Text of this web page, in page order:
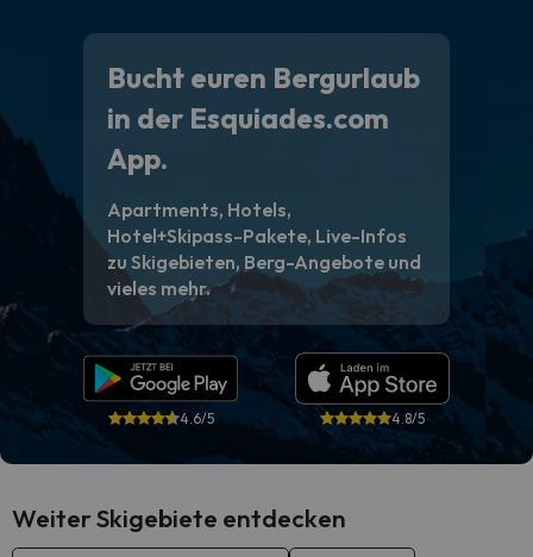
Bucht euren Bergurlaub
in der Esquiades.com
App.
Apartments, Hotels,
Hotel+Skipass-Pakete, Live-Infos
zu Skigebieten, Berg-Angebote und
vieles mehr.
4.6/5 4.8/5
Weiter Skigebiete entdecken